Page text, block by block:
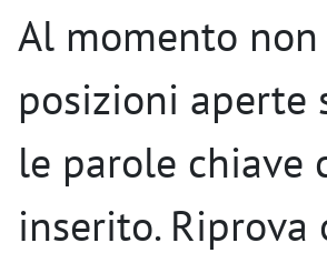
Al momento
posizioni aperte
le parole chiave
inserito.